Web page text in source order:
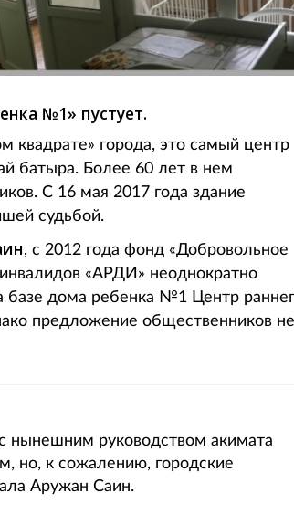
№1» пустует.
квадрате» города, это самый центр
батыра. Более 60 лет в нем
С 16 мая 2017 года здание
судьбой.
, с 2012 года фонд «Добровольное
«АРДИ» неоднократно
дома ребенка №1 Центр
предложение общественников не
нынешним руководством акимата
но, к сожалению, городские
Аружан Саин.